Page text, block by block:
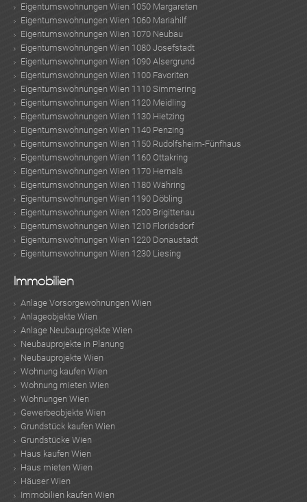
ok am
Eigentumswohnungen Wien 1050 Margareten
Eigentumswohnungen Wien 1060 Mariahilf
Eigentumswohnungen Wien 1070 Neubau
Eigentumswohnungen Wien 1080 Josefstadt
Eigentumswohnungen Wien 1090 Alsergrund
Eigentumswohnungen Wien 1100 Favoriten
Eigentumswohnungen Wien 1110 Simmering
Eigentumswohnungen Wien 1120 Meidling
Eigentumswohnungen Wien 1130 Hietzing
Eigentumswohnungen Wien 1140 Penzing
Eigentumswohnungen Wien 1150 Rudolfsheim-Fünfhaus
Eigentumswohnungen Wien 1160 Ottakring
Eigentumswohnungen Wien 1170 Hernals
Eigentumswohnungen Wien 1180 Währing
Eigentumswohnungen Wien 1190 Döbling
Eigentumswohnungen Wien 1200 Brigittenau
Eigentumswohnungen Wien 1210 Floridsdorf
Eigentumswohnungen Wien 1220 Donaustadt
Eigentumswohnungen Wien 1230 Liesing
Immobilien
Anlage Vorsorgewohnungen Wien
Anlageobjekte Wien
Anlage Neubauprojekte Wien
Neubauprojekte in Planung
Neubauprojekte Wien
Wohnung kaufen Wien
Wohnung mieten Wien
Wohnungen Wien
Gewerbeobjekte Wien
Grundstück kaufen Wien
Grundstücke Wien
Haus kaufen Wien
Haus mieten Wien
Häuser Wien
Immobilien kaufen Wien